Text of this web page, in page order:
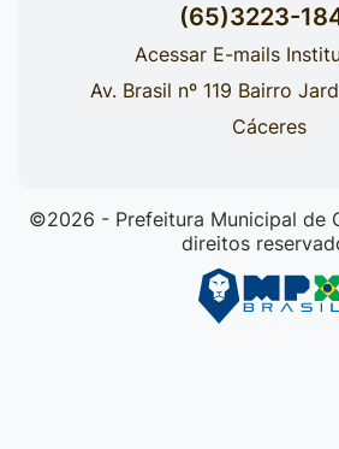
(65)3223-
Acessar E-mails
Av. Brasil nº 119 Bairro
Cáceres
©2026 - Prefeitura Municipal de
direitos